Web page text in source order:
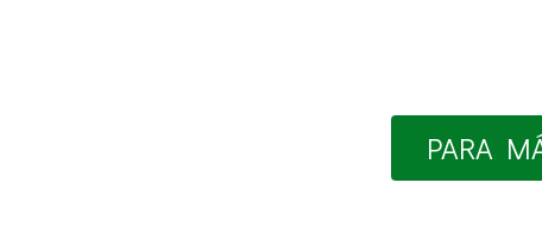
PARA